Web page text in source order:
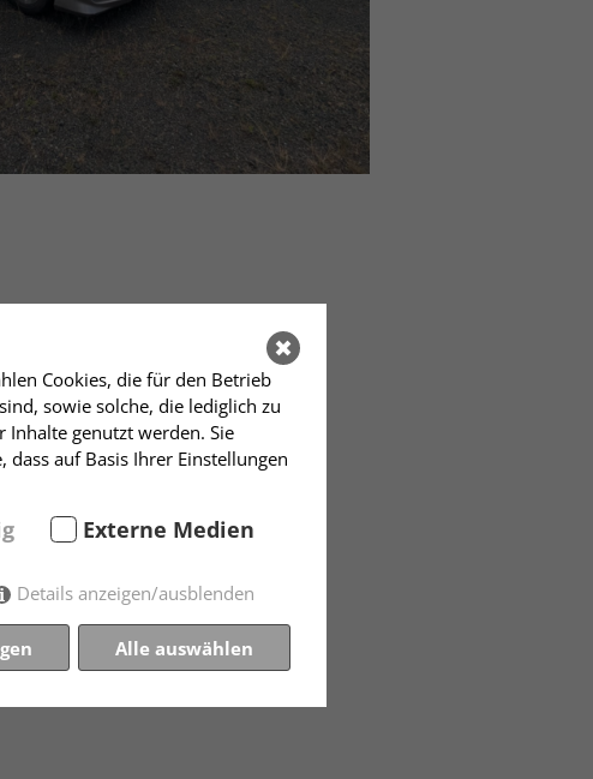
Cookies, die für den Betrieb
sowie solche, die lediglich zu
genutzt werden. Sie
dass auf Basis Ihrer Einstellungen
Externe Medien
Details anzeigen/ausblenden
Alle auswählen